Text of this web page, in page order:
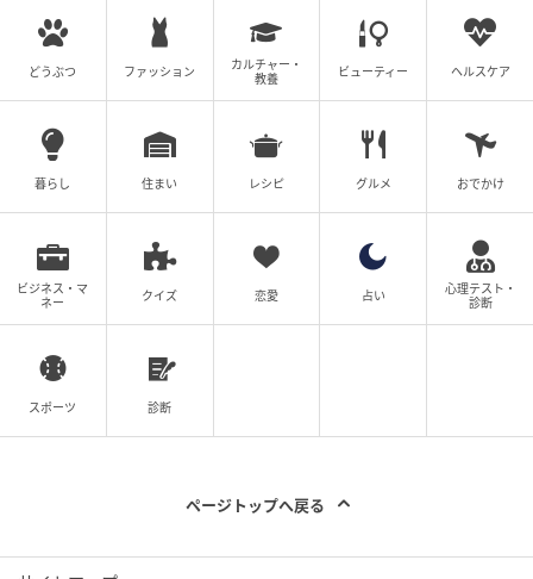
どうぶつ ファッション
カルチャー・
教養
ビューティー ヘルスケア
暮らし 住まい レシピ グルメ おでかけ
ビジネス・マ
ネー
クイズ 恋愛 占い
心理テスト・
診断
スポーツ 診断
ページトップへ戻る